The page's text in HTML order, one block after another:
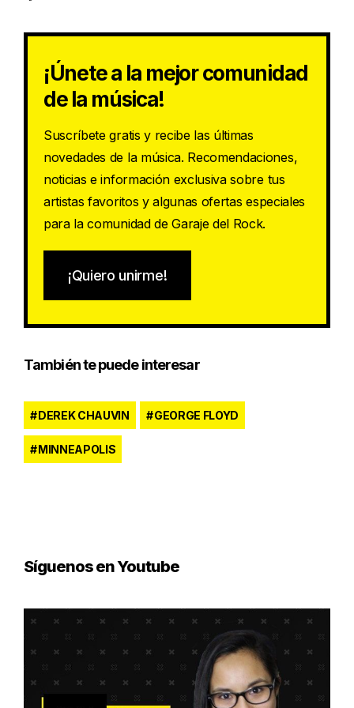
¡Únete a la mejor comunidad
de la música!
Suscríbete gratis y recibe las últimas
novedades de la música. Recomendaciones,
noticias e información exclusiva sobre tus
artistas favoritos y algunas ofertas especiales
para la comunidad de Garaje del Rock.
¡Quiero unirme!
También te puede interesar
DEREK CHAUVIN GEORGE FLOYD
MINNEAPOLIS
Síguenos en Youtube